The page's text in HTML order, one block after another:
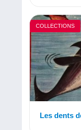
COLLECTIONS
Les dents